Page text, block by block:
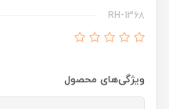
RH-1368
ویژگی‌های محصول